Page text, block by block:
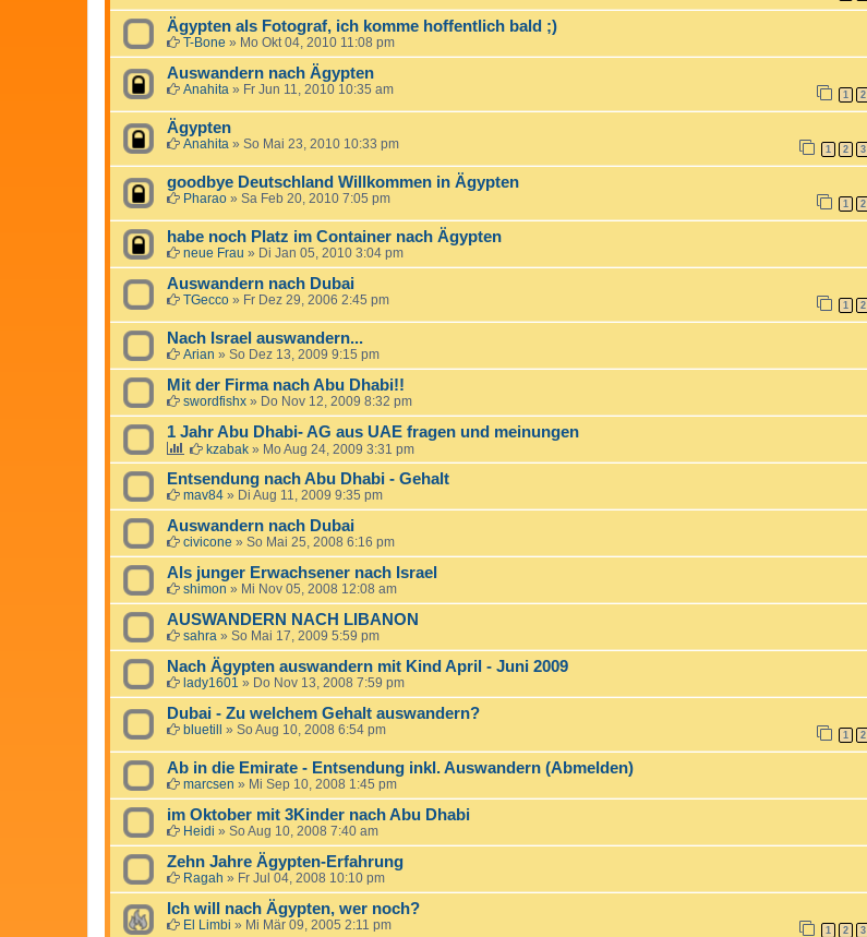
Ägypten als Fotograf, ich komme hoffentlich bald ;)
T-Bone » Mo Okt 04, 2010 11:08 pm
Auswandern nach Ägypten
Anahita » Fr Jun 11, 2010 10:35 am 1 2
Ägypten
Anahita » So Mai 23, 2010 10:33 pm 1 2 3
goodbye Deutschland Willkommen in Ägypten
Pharao » Sa Feb 20, 2010 7:05 pm 1 2
habe noch Platz im Container nach Ägypten
neue Frau » Di Jan 05, 2010 3:04 pm
Auswandern nach Dubai
TGecco » Fr Dez 29, 2006 2:45 pm 1 2
Nach Israel auswandern...
Arian » So Dez 13, 2009 9:15 pm
Mit der Firma nach Abu Dhabi!!
swordfishx » Do Nov 12, 2009 8:32 pm
1 Jahr Abu Dhabi- AG aus UAE fragen und meinungen
kzabak » Mo Aug 24, 2009 3:31 pm
Entsendung nach Abu Dhabi - Gehalt
mav84 » Di Aug 11, 2009 9:35 pm
Auswandern nach Dubai
civicone » So Mai 25, 2008 6:16 pm
Als junger Erwachsener nach Israel
shimon » Mi Nov 05, 2008 12:08 am
AUSWANDERN NACH LIBANON
sahra » So Mai 17, 2009 5:59 pm
Nach Ägypten auswandern mit Kind April - Juni 2009
lady1601 » Do Nov 13, 2008 7:59 pm
Dubai - Zu welchem Gehalt auswandern?
bluetill » So Aug 10, 2008 6:54 pm 1 2
Ab in die Emirate - Entsendung inkl. Auswandern (Abmelden)
marcsen » Mi Sep 10, 2008 1:45 pm
im Oktober mit 3Kinder nach Abu Dhabi
Heidi » So Aug 10, 2008 7:40 am
Zehn Jahre Ägypten-Erfahrung
Ragah » Fr Jul 04, 2008 10:10 pm
Ich will nach Ägypten, wer noch?
El Limbi » Mi Mär 09, 2005 2:11 pm 1 2 3